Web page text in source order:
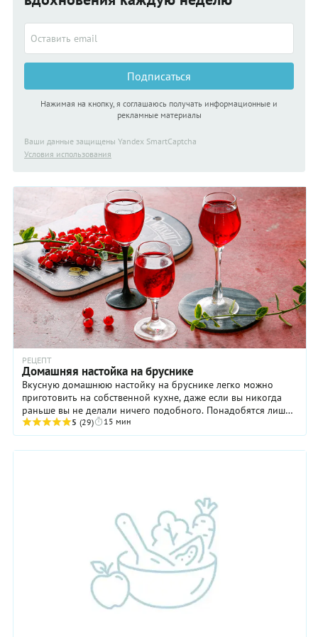
Но, на наш взгляд, на спирту вкус получается более
насыщенным и классическим. При желании, ее можно
разбавлять водой, либо использовать в качестве добавки в
Подписаться
Нажимая на кнопку, я соглашаюсь получать информационные и
рекламные материалы
Ваши данные защищены Yandex SmartCaptcha
Условия использования
РЕЦЕПТ
Домашняя настойка на бруснике
Вкусную домашнюю настойку на бруснике легко можно
приготовить на собственной кухне, даже если вы никогда
раньше вы не делали ничего подобного. Понадобятся лишь
спелые ягоды, сахар и хорошая, ...
5 (29) 15 мин